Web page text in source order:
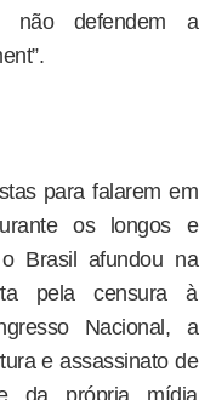
não defendem a
para falarem em
os longos e
Brasil afundou na
pela censura à
Nacional, a
e assassinato de
da própria mídia